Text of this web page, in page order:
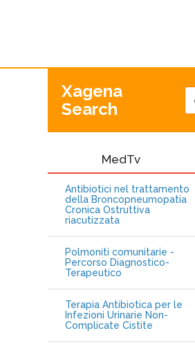
Xagena
Search
MedTv
Antibiotici nel trattamento
della Broncopneumopatia
Cronica Ostruttiva
riacutizzata
Polmoniti comunitarie -
Percorso Diagnostico-
Terapeutico
Terapia Antibiotica per le
Infezioni Urinarie Non-
Complicate Cistite